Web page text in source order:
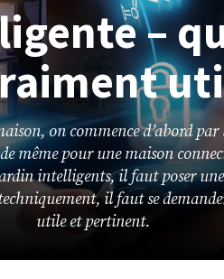
–
on commence d’abord
même pour une maison
intelligents, il faut poser une
il faut se
utile et pertinent.